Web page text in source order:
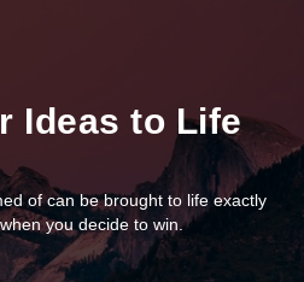
Ideas to Life
of can be brought to life exactly
you decide to win.